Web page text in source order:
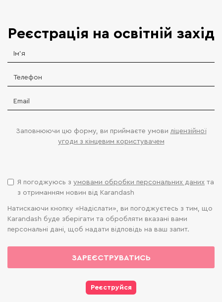
Реєстрація на освітній захід
Заповнюючи цю форму, ви приймаєте умови ліцензійної
угоди з кінцевим користувачем
Я погоджуюсь з умовами обробки персональних даних та
з отриманням новин від Karandash
Натискаючи кнопку «Надіслати», ви погоджуєтесь з тим, що
Karandash буде зберігати та обробляти вказані вами
персональні дані, щоб надати відповідь на ваш запит.
ЗАРЕЄСТРУВАТИСЬ
Реєструйся